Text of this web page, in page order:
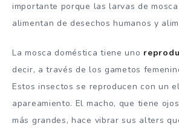
importante porque las larvas de
alimentan de desechos humanos y
La mosca doméstica tiene uno
decir, a través de los gametos
Estos insectos se reproducen con un
apareamiento. El macho, que tiene
más grandes, hace vibrar sus alters